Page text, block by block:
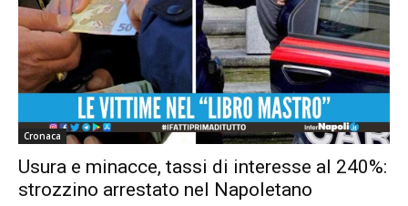
Cronaca
Usura e minacce, tassi di interesse al 240%:
strozzino arrestato nel Napoletano